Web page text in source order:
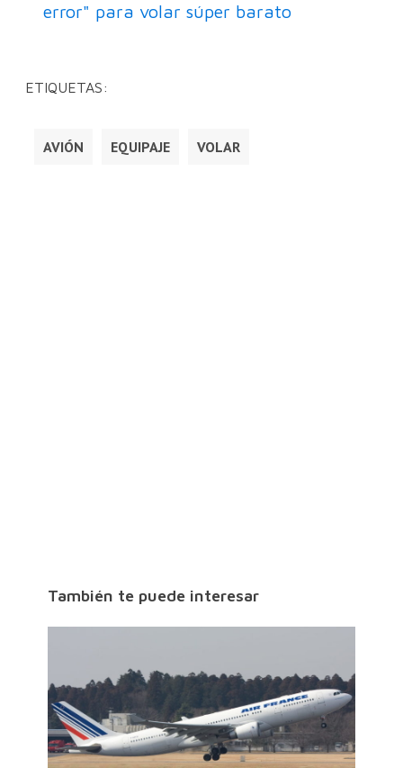
error" para volar súper barato
ETIQUETAS:
AVIÓN EQUIPAJE VOLAR
También te puede interesar